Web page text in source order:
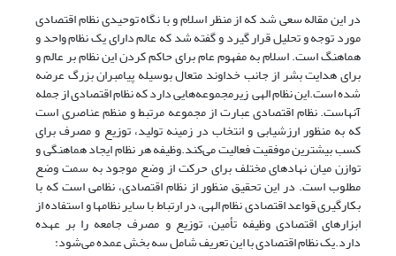
در این مقاله سعی شد که از منظر اسلام و با نگاه توحیدی نظام اقتصادی
مورد توجه و تحلیل قرار گیرد و گفته شد که عالم دارای یک نظام واحد و
هماهنگ است. اسلام به مفهوم عام برای حاکم کردن این نظام بر عالم و
برای هدایت بشر از جانب خداوند متعال بوسیله پیامبران بزرگ عرضه
شده است.این نظام الهی زیرمجموعه‌هایی دارد که نظام اقتصادی از جمله
آنهاست. نظام اقتصادی عبارت از مجموعه مرتبط و منظم عناصری است
که به منظور ارزشیابی و انتخاب در زمینه تولید، توزیع و مصرف برای
کسب بیشترین موفقیت فعالیت می‌کند.وظیفه هر نظام ایجاد هماهنگی و
توازن میان نهادهای مختلف برای حرکت از وضع موجود به سمت وضع
مطلوب است. در این تحقیق منظور از نظام اقتصادی، نظامی است که با
بکارگیری قواعد اقتصادی نظام الهی، در ارتباط با سایر نظامها و استفاده از
ابزارهای اقتصادی وظیفه تأمین، توزیع و مصرف جامعه را بر عهده
دارد.یک نظام اقتصادی با این تعریف شامل سه بخش عمده می‌شود: